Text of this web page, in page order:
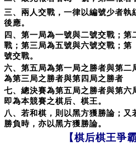
三、兩人交戰，一律以編號少者執
後應。
四、第一局為一號與二號交戰；第
戰；第三局為五號與六號交戰
號交戰。
六、第五局為第一局之勝者與第二
為第三局之勝者與第四局之勝
七、總決賽為第五局之勝者與第六
即為本競賽之棋后、棋王。
八、若和棋，則以黑方獲勝論；又
勝負時，亦以黑方獲勝論。
【棋后棋王爭霸戰